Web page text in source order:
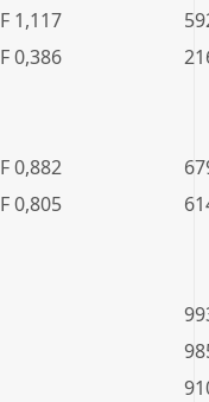
F 1,117
F 0,386
F 0,882
F 0,805